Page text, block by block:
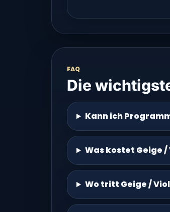
FAQ
Die
Kann ich
Was kostet Geige
Wo tritt Geige /